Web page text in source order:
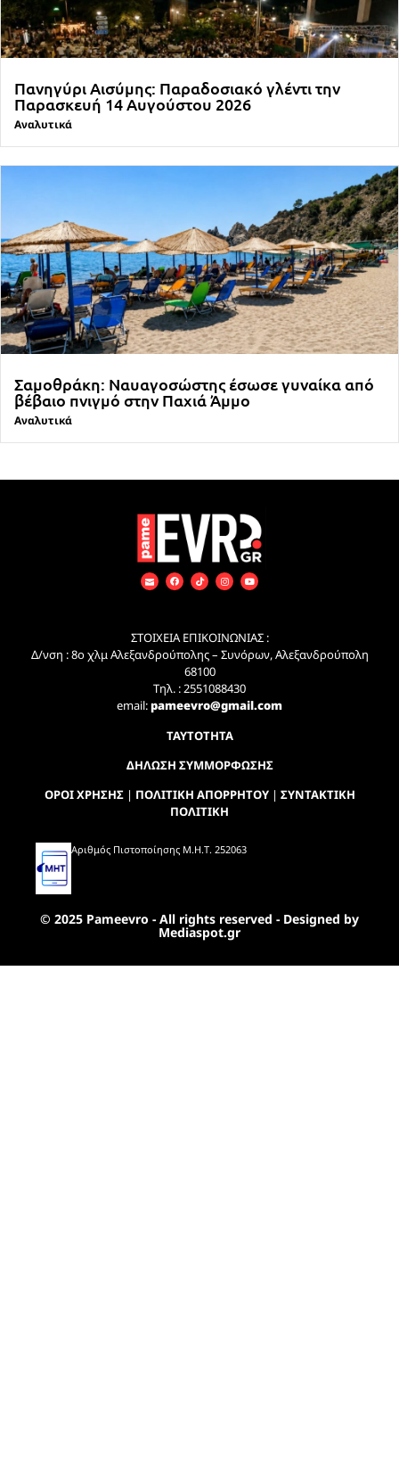
Πανηγύρι Αισύμης: Παραδοσιακό γλέντι την
Παρασκευή 14 Αυγούστου 2026
Αναλυτικά
Σαμοθράκη: Ναυαγοσώστης έσωσε γυναίκα από
βέβαιο πνιγμό στην Παχιά Άμμο
Αναλυτικά
ΣΤΟΙΧΕΙΑ ΕΠΙΚΟΙΝΩΝΙΑΣ :
Δ/νση : 8ο χλμ Αλεξανδρούπολης – Συνόρων, Αλεξανδρούπολη
68100
Τηλ. : 2551088430
email:pameevro@gmail.com
ΤΑΥΤΟΤΗΤΑ
ΔΗΛΩΣΗ ΣΥΜΜΟΡΦΩΣΗΣ
ΟΡΟΙ ΧΡΗΣΗΣ| ΠΟΛΙΤΙΚΗ ΑΠΟΡΡΗΤΟΥ| ΣΥΝΤΑΚΤΙΚΗ
ΠΟΛΙΤΙΚΗ
Αριθμός Πιστοποίησης Μ.Η.Τ. 252063
© 2025 Pameevro - All rights reserved - Designed by
Mediaspot.gr